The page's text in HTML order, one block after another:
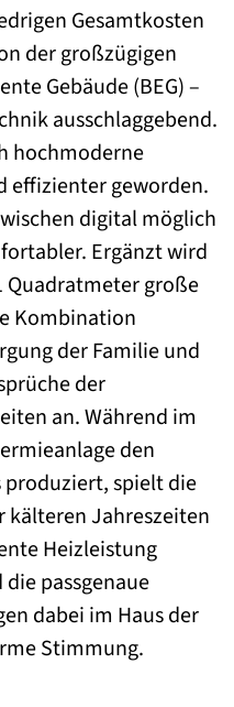
Gesamtkosten
der großzügigen
Gebäude (BEG) –
ausschlaggebend.
hochmoderne
effizienter geworden.
digital möglich
Ergänzt wird
Quadratmeter große
Kombination
der Familie und
der
an. Während im
den
produziert, spielt die
kälteren Jahreszeiten
Heizleistung
passgenaue
dabei im Haus der
Stimmung.